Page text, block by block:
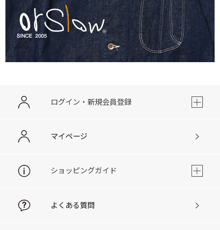
ログイン・新規会員登録
マイページ
ショッピングガイド
よくある質問